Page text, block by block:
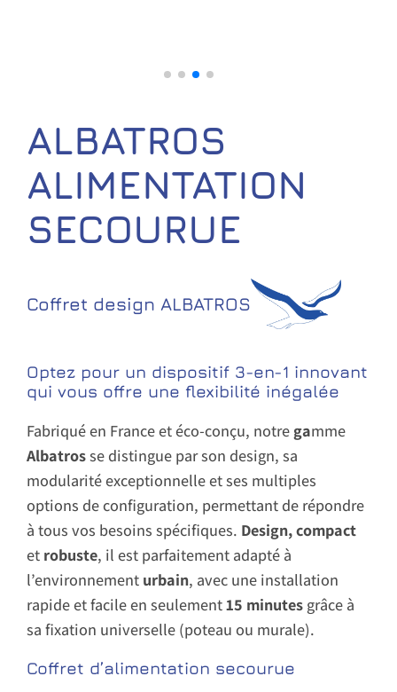
ALBATROS
ALIMENTATION
SECOURUE
Coffret design ALBATROS
Optez pour un dispositif 3-en-1 innovant
qui vous offre une flexibilité inégalée
Fabriqué en France et éco-conçu, notre gamme
Albatrosse distingue par son design, sa
modularité exceptionnelle et ses multiples
options de configuration, permettant de répondre
à tous vos besoins spécifiques. Design, compact
et robuste, il est parfaitement adapté à
l’environnement urbain, avec une installation
rapide et facile en seulement15 minutes grâce à
sa fixation universelle (poteau ou murale).
Coffret d’alimentation secourue